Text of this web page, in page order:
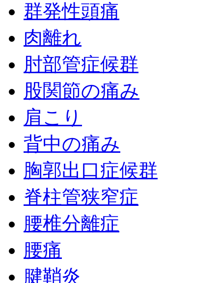
群発性頭痛
肉離れ
肘部管症候群
股関節の痛み
肩こり
背中の痛み
胸郭出口症候群
脊柱管狭窄症
腰椎分離症
腰痛
腱鞘炎